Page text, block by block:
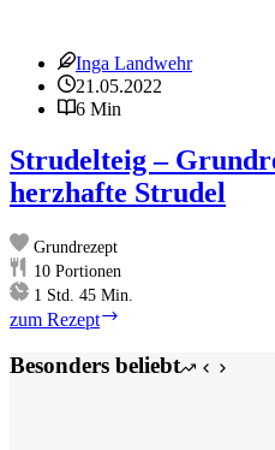
Inga Landwehr
21.05.2022
6 Min
Strudelteig –
herzhafte Strudel
Grundrezept
10 Portionen
1 Stunde
Std. 45 Minuten
Min.
zum Rezept
Grundrezept
für
Besonders beliebt